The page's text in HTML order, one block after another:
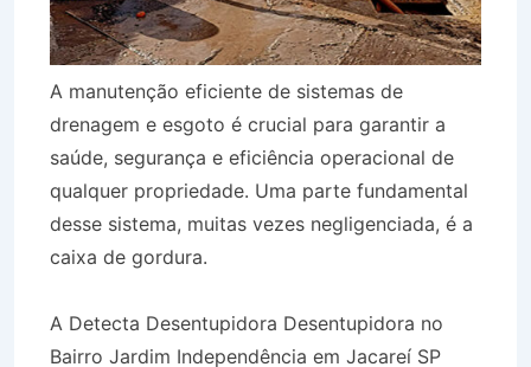
A manutenção eficiente de sistemas de
drenagem e esgoto é crucial para garantir a
saúde, segurança e eficiência operacional de
qualquer propriedade. Uma parte fundamental
desse sistema, muitas vezes negligenciada, é a
caixa de gordura.
A Detecta Desentupidora Desentupidora no
Bairro Jardim Independência em Jacareí SP